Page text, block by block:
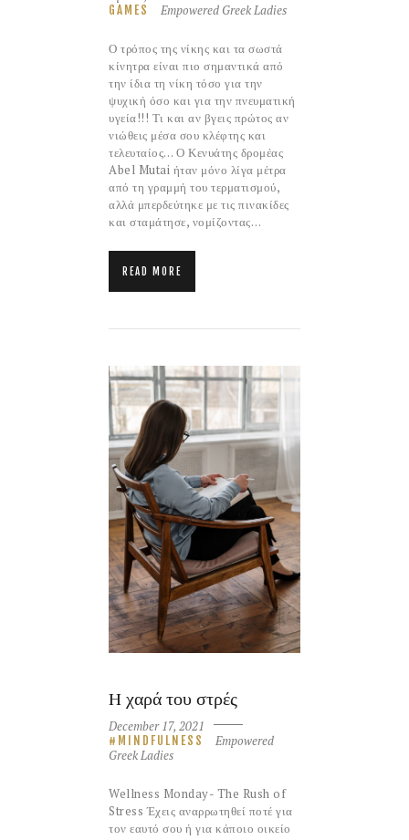
GAMES
Empowered Greek Ladies
Ο τρόπος της νίκης και τα σωστά
κίνητρα είναι πιο σημαντικά από
την ίδια τη νίκη τόσο για την
ψυχική όσο και για την πνευματική
υγεία!!! Τι και αν βγεις πρώτος αν
νιώθεις μέσα σου κλέφτης και
τελευταίος… Ο Κενυάτης δρομέας
Abel Mutai ήταν μόνο λίγα μέτρα
από τη γραμμή του τερματισμού,
αλλά μπερδεύτηκε με τις πινακίδες
και σταμάτησε, νομίζοντας…
READ MORE
H χαρά του στρές
December 17, 2021
MINDFULNESS
Empowered
Greek Ladies
Wellness Monday- The Rush of
Stress Έχεις αναρρωτηθεί ποτέ για
τον εαυτό σου ή για κάποιο οικείο